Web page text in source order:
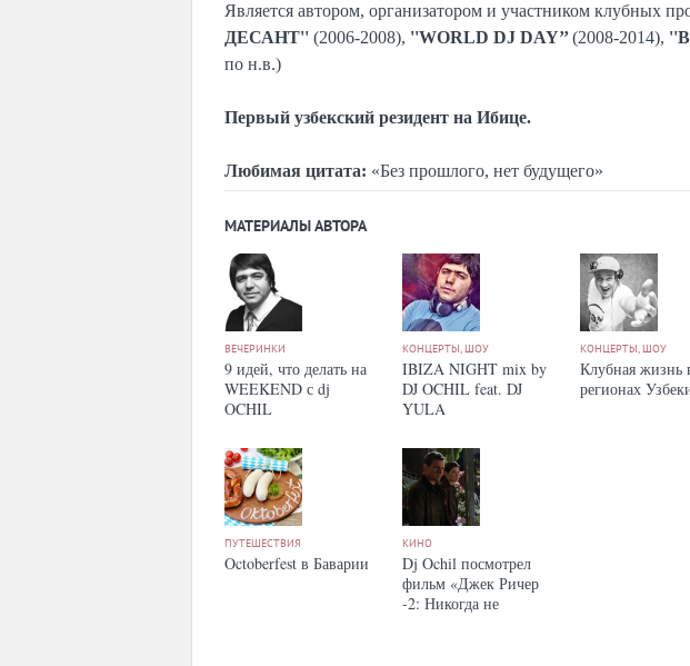
Является автором, организатором и участником клубных
ДЕСАНТ'' (2006-2008), ''WORLD DJ DAY’’(2008-2014),
по н.в.)
Первый узбекский резидент на Ибице.
Любимая цитата: «Без прошлого, нет будущего»
МАТЕРИАЛЫ АВТОРА
ВЕЧЕРИНКИ
9 идей, что делать на
WEEKEND с dj
OCHIL
КОНЦЕРТЫ, ШОУ
IBIZA NIGHT mix by
DJ OCHIL feat. DJ
YULA
КОНЦЕРТЫ, ШОУ
Клубная жизнь
регионах
ПУТЕШЕСТВИЯ
Octoberfest в Баварии
КИНО
Dj Ochil посмотрел
фильм «Джек Ричер
-2: Никогда не